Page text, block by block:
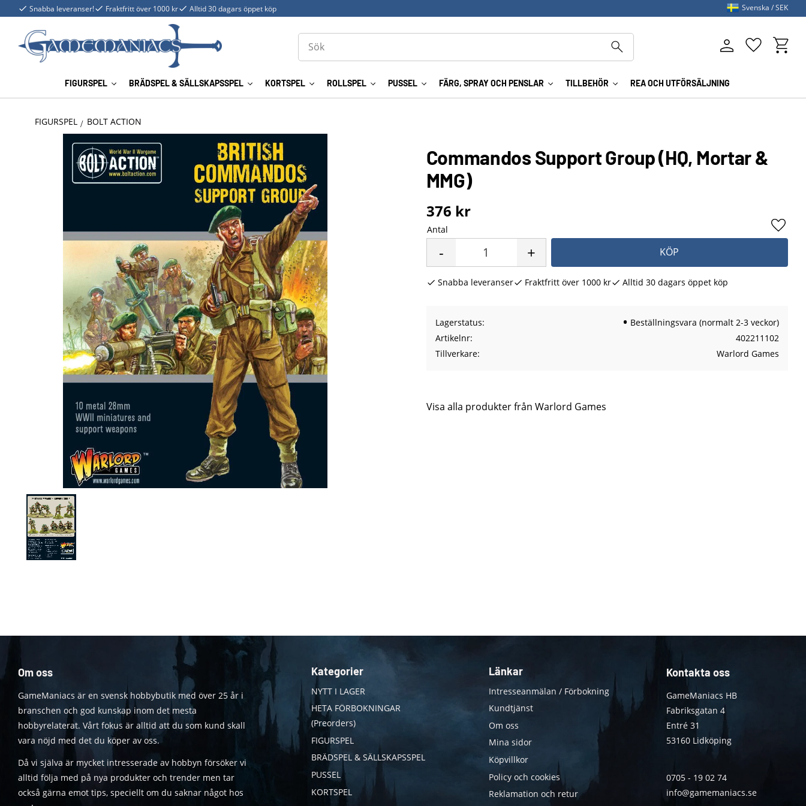
Snabba leveranser! Fraktfritt över 1000 kr Alltid 30 dagars öppet köp
FIGURSPEL BRÄDSPEL & SÄLLSKAPSSPEL KORTSPEL ROLLSPEL PUSSEL FÄRG, SPRAY OCH PENSLAR TILLBEHÖR REA OCH UTFÖRSÄLJNING
Favoriter
Svenska SEK
FIGURSPEL BOLT ACTION
Commandos Support Group (HQ, Mortar &
MMG)
376 kr
Antal
+
- KÖP
Lägg
Snabba leveranser Fraktfritt över 1000 kr Alltid 30 dagars öppet köp
Lagerstatus
Beställningsvara (normalt 2-3 veckor)
Artikelnr
402211102
Tillverkare
Warlord Games
Visa alla produkter från Warlord Games
Om oss
GameManiacs är en svensk hobbybutik med över 25 år i
branschen och god kunskap inom det mesta
hobbyrelaterat. Vårt fokus är alltid att du som kund skall
vara nöjd med det du köper av oss.
Då vi själva är mycket intresserade av hobbyn försöker vi
alltid följa med på nya produkter och trender men tar
också gärna emot tips, speciellt om du saknar något hos
Kategorier
NYTT I LAGER
HETA FÖRBOKNINGAR
(Preorders)
FIGURSPEL
BRÄDSPEL & SÄLLSKAPSSPEL
PUSSEL
KORTSPEL
Länkar
Intresseanmälan / Förbokning
Kundtjänst
Om oss
Mina sidor
Köpvillkor
Policy och cookies
Reklamation och retur
Kontakta oss
GameManiacs HB
Fabriksgatan 4
Entré 31
53160 Lidköping
0705 - 19 02 74
info@gamemaniacs.se